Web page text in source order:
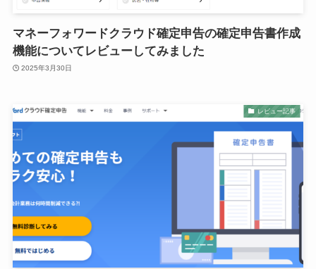
マネーフォワードクラウド確定申告の確定申告書作成
機能についてレビューしてみました
2025年3月30日
レビュー記事